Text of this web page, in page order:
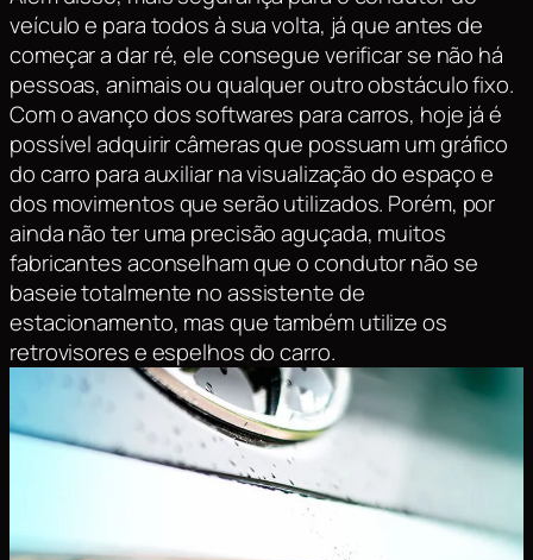
veículo e para todos à sua volta, já que antes de
começar a dar ré, ele consegue verificar se não há
pessoas, animais ou qualquer outro obstáculo fixo.
Com o avanço dos softwares para carros, hoje já é
possível adquirir câmeras que possuam um gráfico
do carro para auxiliar na visualização do espaço e
dos movimentos que serão utilizados. Porém, por
ainda não ter uma precisão aguçada, muitos
fabricantes aconselham que o condutor não se
baseie totalmente no assistente de
estacionamento, mas que também utilize os
retrovisores e espelhos do carro.